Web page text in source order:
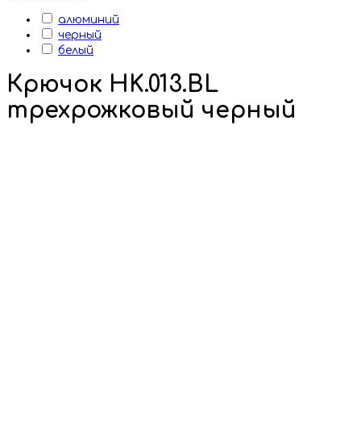
алюминий
черный
белый
Крючок HK.013.BL
трехрожковый черный